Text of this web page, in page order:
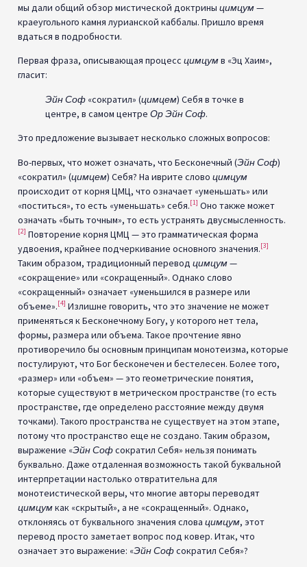
мы дали общий обзор мистической доктрины цимцум—
краеугольного камня лурианской каббалы. Пришло время
вдаться в подробности.
Первая фраза, описывающая процесс цимцумв «Эц Хаим»,
гласит:
Эйн Соф «сократил» (цимцем) Себя в точке в
центре, в самом центре Ор Эйн Соф.
Это предложение вызывает несколько сложных вопросов:
Во-первых, что может означать, что Бесконечный (Эйн Соф)
«сократил» (цимцем) Себя? На иврите слово цимцум
происходит от корня ЦМЦ, что означает «уменьшать» или
«поститься», то есть «уменьшать» себя.[1] Оно также может
означать «быть точным», то есть устранять двусмысленность.
[2] Повторение корня ЦМЦ — это грамматическая форма
удвоения, крайнее подчеркивание основного значения.[3]
Таким образом, традиционный перевод цимцум—
«сокращение» или «сокращенный». Однако слово
«сокращенный» означает «уменьшился в размере или
объеме».[4] Излишне говорить, что это значение не может
применяться к Бесконечному Богу, у которого нет тела,
формы, размера или объема. Такое прочтение явно
противоречило бы основным принципам монотеизма, которые
постулируют, что Бог бесконечен и бестелесен. Более того,
«размер» или «объем» — это геометрические понятия,
которые существуют в метрическом пространстве (то есть
пространстве, где определено расстояние между двумя
точками). Такого пространства не существует на этом этапе,
потому что пространство еще не создано. Таким образом,
выражение «Эйн Софсократил Себя» нельзя понимать
буквально. Даже отдаленная возможность такой буквальной
интерпретации настолько отвратительна для
монотеистической веры, что многие авторы переводят
цимцумкак «скрытый», а не «сокращенный». Однако,
отклоняясь от буквального значения слова цимцум, этот
перевод просто заметает вопрос под ковер. Итак, что
означает это выражение: «Эйн Софсократил Себя»?